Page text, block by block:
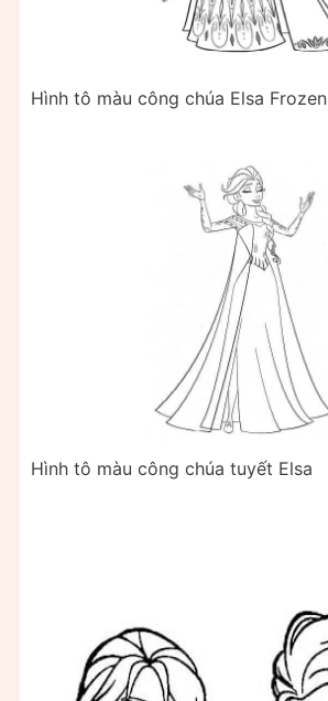
Hình tô màu công chúa Elsa Frozen
Hình tô màu công chúa tuyết Elsa